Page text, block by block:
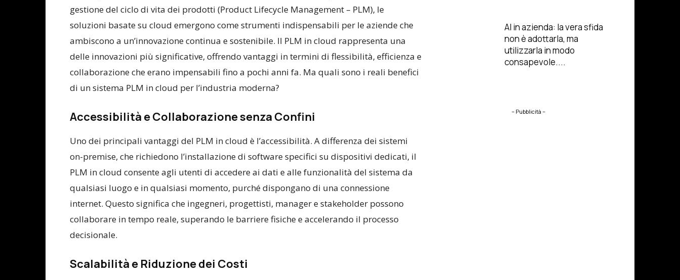
gestione del ciclo di vita dei prodotti (Product Lifecycle Management – PLM), le
soluzioni basate su cloud emergono come strumenti indispensabili per le aziende che
ambiscono a un’innovazione continua e sostenibile. Il PLM in cloud rappresenta una
delle innovazioni più significative, offrendo vantaggi in termini di flessibilità, efficienza e
collaborazione che erano impensabili fino a pochi anni fa. Ma quali sono i reali benefici
di un sistema PLM in cloud per l’industria moderna?
Accessibilità e Collaborazione senza Confini
Uno dei principali vantaggi del PLM in cloud è l’accessibilità. A differenza dei sistemi
on-premise, che richiedono l’installazione di software specifici su dispositivi dedicati, il
PLM in cloud consente agli utenti di accedere ai dati e alle funzionalità del sistema da
qualsiasi luogo e in qualsiasi momento, purché dispongano di una connessione
internet. Questo significa che ingegneri, progettisti, manager e stakeholder possono
collaborare in tempo reale, superando le barriere fisiche e accelerando il processo
decisionale.
Scalabilità e Riduzione dei Costi
AI in azienda: la vera sfida
non è adottarla, ma
utilizzarla in modo
consapevole....
– Pubblicità –